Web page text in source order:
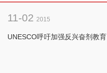
11-02 2015
UNESCO呼吁加强反兴奋剂教育